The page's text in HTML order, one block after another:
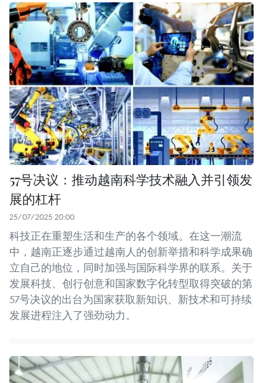
57号决议：推动越南科学技术融入并引领发
展的杠杆
25/07/2025 20:00
科技正在重塑生活和生产的各个领域。在这一潮流
中，越南正逐步通过越南人的创新举措和科学成果确
立自己的地位，同时加强与国际科学界的联系。关于
发展科技、创行创意和国家数字化转型取得突破的第
57号决议的出台为国家获取新知识、新技术和可持续
发展进程注入了强劲动力。